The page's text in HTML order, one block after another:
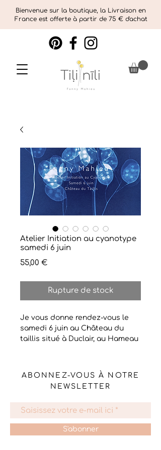
Bienvenue sur la boutique, la Livraison en
France est offerte à partir de 75 € d'achat
Atelier Initiation au cyanotype
samedi 6 juin
55,00 €Prix
Rupture de stock
Je vous donne rendez-vous le
samedi 6 juin au Château du
taillis situé à Duclair, au Hameau
technique alternative de
procédé ainsi que le fruit de mes
expérimentations.J'amènerai
tout le matériel nécessaire pour
expérimenter le cyanotype. Je
ABONNEZ-VOUS À NOTRE
NEWSLETTER
S'abonner